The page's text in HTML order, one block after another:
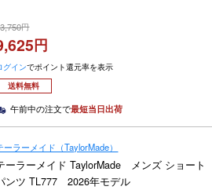
グインでポイント還元率を表示
送料無料
午前中の注文で最短当日出荷
ーラーメイド（TaylorMade）
ーラーメイド TaylorMade メンズ ショート
ンツ TL777 2026年モデル